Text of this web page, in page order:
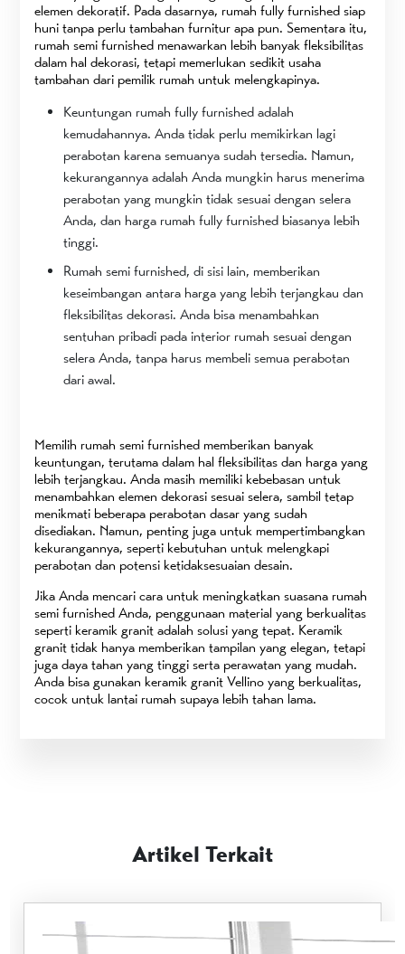
elemen dekoratif. Pada dasarnya, rumah fully furnished siap
huni tanpa perlu tambahan furnitur apa pun. Sementara itu,
rumah semi furnished menawarkan lebih banyak fleksibilitas
dalam hal dekorasi, tetapi memerlukan sedikit usaha
tambahan dari pemilik rumah untuk melengkapinya.
Keuntungan rumah fully furnished adalah
kemudahannya. Anda tidak perlu memikirkan lagi
perabotan karena semuanya sudah tersedia. Namun,
kekurangannya adalah Anda mungkin harus menerima
perabotan yang mungkin tidak sesuai dengan selera
Anda, dan harga rumah fully furnished biasanya lebih
tinggi.
Rumah semi furnished, di sisi lain, memberikan
keseimbangan antara harga yang lebih terjangkau dan
fleksibilitas dekorasi. Anda bisa menambahkan
sentuhan pribadi pada interior rumah sesuai dengan
selera Anda, tanpa harus membeli semua perabotan
dari awal.
Memilih rumah semi furnished memberikan banyak
keuntungan, terutama dalam hal fleksibilitas dan harga yang
lebih terjangkau. Anda masih memiliki kebebasan untuk
menambahkan elemen dekorasi sesuai selera, sambil tetap
menikmati beberapa perabotan dasar yang sudah
disediakan. Namun, penting juga untuk mempertimbangkan
kekurangannya, seperti kebutuhan untuk melengkapi
perabotan dan potensi ketidaksesuaian desain.
Jika Anda mencari cara untuk meningkatkan suasana rumah
semi furnished Anda, penggunaan material yang berkualitas
seperti keramik granit adalah solusi yang tepat. Keramik
granit tidak hanya memberikan tampilan yang elegan, tetapi
juga daya tahan yang tinggi serta perawatan yang mudah.
Anda bisa gunakan keramik granit Vellino yang berkualitas,
cocok untuk lantai rumah supaya lebih tahan lama.
Artikel Terkait